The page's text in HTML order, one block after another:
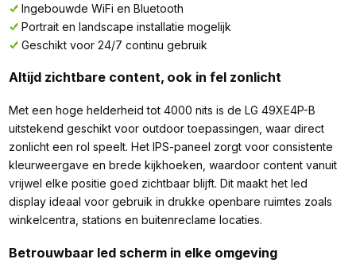
Ingebouwde WiFi en Bluetooth
Portrait en landscape installatie mogelijk
Geschikt voor 24/7 continu gebruik
Altijd zichtbare content, ook in fel zonlicht
Met een hoge helderheid tot 4000 nits is de LG 49XE4P-B
uitstekend geschikt voor outdoor toepassingen, waar direct
zonlicht een rol speelt. Het IPS-paneel zorgt voor consistente
kleurweergave en brede kijkhoeken, waardoor content vanuit
vrijwel elke positie goed zichtbaar blijft. Dit maakt het led
display ideaal voor gebruik in drukke openbare ruimtes zoals
winkelcentra, stations en buitenreclame locaties.
Betrouwbaar led scherm in elke omgeving